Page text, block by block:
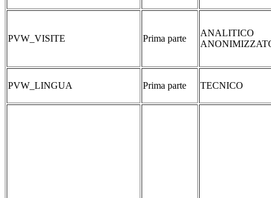
PVW_VISITE Prima parte
ANALITICO
PVW_LINGUA Prima parte TECNICO